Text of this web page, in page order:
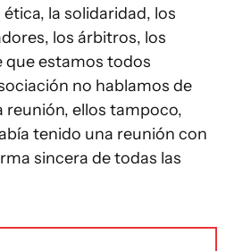
la solidaridad, los
los árbitros, los
que estamos todos
no hablamos de
reunión, ellos tampoco,
tenido una reunión con
sincera de todas las